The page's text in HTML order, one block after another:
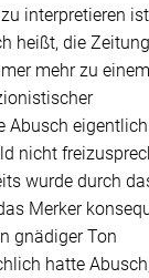
interpretieren
heißt, die Zeitung
mehr zu einem
Abusch
nicht
wurde durch
Merker
gnädiger Ton
hatte